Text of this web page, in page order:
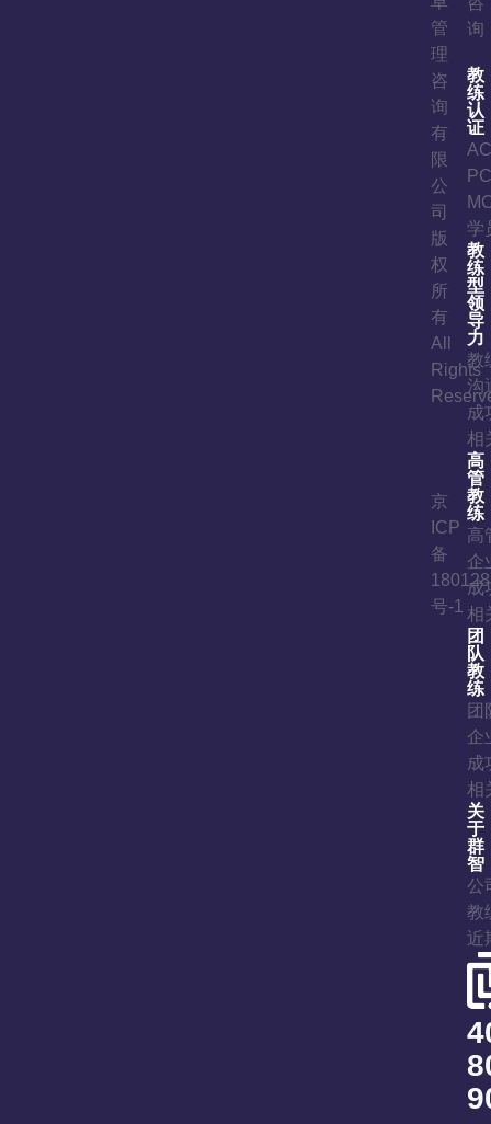
教
练
认
证
学
教
练
型
领
导
力
教
沟
成
相
高
管
教
练
高
企
成
相
团
队
教
练
团
企
成
相
关
于
群
智
公
教
近
询
管
理
咨
询
有
限
公
司
版
权
所
有
All
Rights
京
ICP
备
号-1